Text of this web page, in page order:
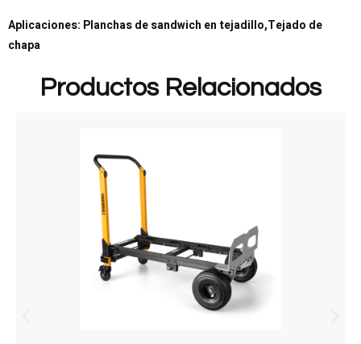
Aplicaciones: Planchas de sandwich en tejadillo,Tejado de
chapa
Productos Relacionados